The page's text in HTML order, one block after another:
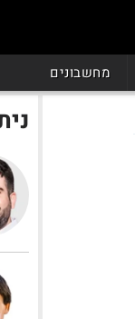
מחשבונים